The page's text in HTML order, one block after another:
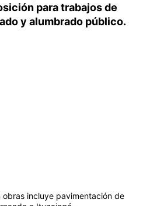
para trabajos de
y alumbrado público.
obras incluye pavimentación de